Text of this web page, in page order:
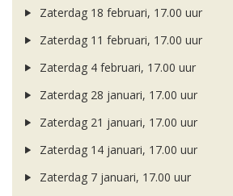
Zaterdag 18 februari, 17.00 uur
Zaterdag 11 februari, 17.00 uur
Zaterdag 4 februari, 17.00 uur
Zaterdag 28 januari, 17.00 uur
Zaterdag 21 januari, 17.00 uur
Zaterdag 14 januari, 17.00 uur
Zaterdag 7 januari, 17.00 uur